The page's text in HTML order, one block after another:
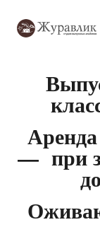
— при